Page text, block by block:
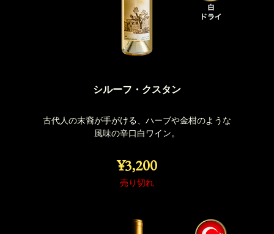
シルーフ・クスタン
古代人の末裔が手がける、ハーブや金柑のような
風味の辛口白ワイン。
¥3,200
売り切れ